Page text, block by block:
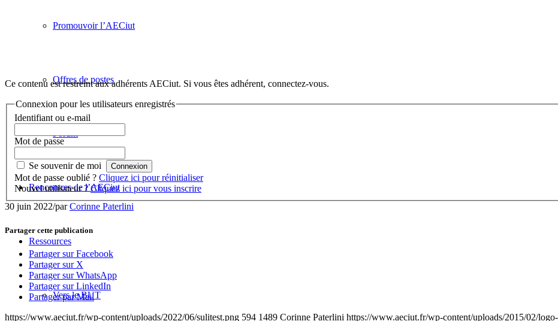
Promouvoir l’AECiut
Offres de postes
Forum
Rencontres de l’AECiut
Ressources
Vers le BUT
Ce contenu est restreint aux adhérents AECiut. Si vous êtes adhérent, connectez-vous.
Connexion pour les utilisateurs enregistrés
Identifiant ou e-mail
Mot de passe
Se souvenir de moi
Mot de passe oublié ? Cliquez ici pour réinitialiser
Nouvel utilisateur ?Cliquez ici pour vous inscrire
30 juin 2022/parCorinne Paterlini
Partager cette publication
Partager sur Facebook
Partager sur X
Partager sur WhatsApp
Partager sur LinkedIn
Partager par Mail
https://www.aeciut.fr/wp-content/uploads/2022/06/sulitest.png 594 1489 Corinne Paterlini https://www.aeciut.fr/wp-content/uploads/2015/02/